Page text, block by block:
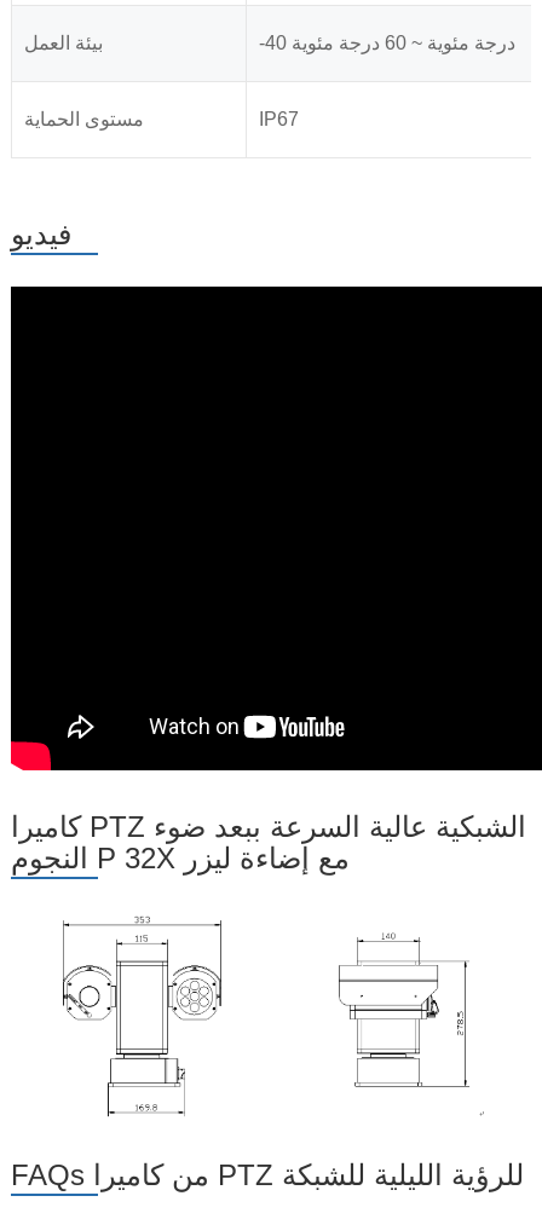
بيئة العمل -40 درجة مئوية ~ 60 درجة مئوية
مستوى الحماية IP67
فيديو
كاميرا PTZ الشبكية عالية السرعة ببعد ضوء
النجوم P 32X مع إضاءة ليزر
FAQs من كاميرا PTZ للرؤية الليلية للشبكة